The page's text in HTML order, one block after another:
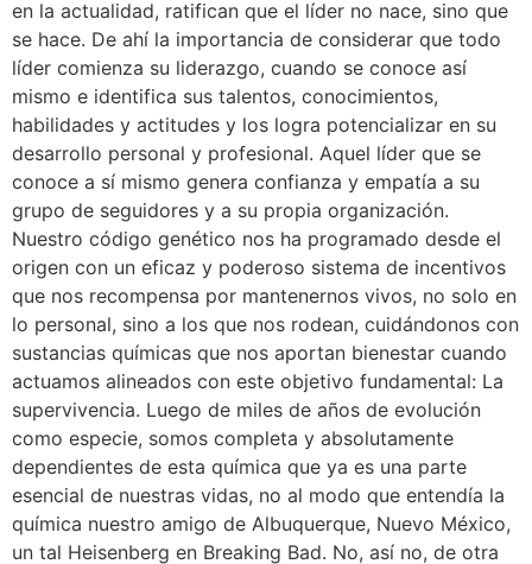
en la actualidad, ratifican que el líder no nace, sino que
se hace. De ahí la importancia de considerar que todo
líder comienza su liderazgo, cuando se conoce así
mismo e identifica sus talentos, conocimientos,
habilidades y actitudes y los logra potencializar en su
desarrollo personal y profesional. Aquel líder que se
conoce a sí mismo genera confianza y empatía a su
grupo de seguidores y a su propia organización.
Nuestro código genético nos ha programado desde el
origen con un eficaz y poderoso sistema de incentivos
que nos recompensa por mantenernos vivos, no solo en
lo personal, sino a los que nos rodean, cuidándonos con
sustancias químicas que nos aportan bienestar cuando
actuamos alineados con este objetivo fundamental: La
supervivencia. Luego de miles de años de evolución
como especie, somos completa y absolutamente
dependientes de esta química que ya es una parte
esencial de nuestras vidas, no al modo que entendía la
química nuestro amigo de Albuquerque, Nuevo México,
un tal Heisenberg en Breaking Bad. No, así no, de otra